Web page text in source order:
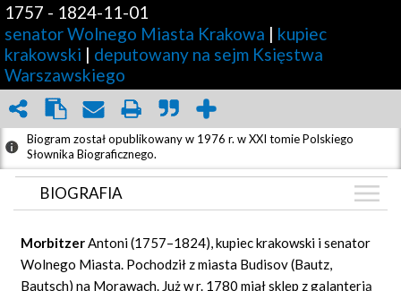
1757 - 1824-11-01
senator Wolnego Miasta Krakowa | kupiec
krakowski | deputowany na sejm Księstwa
Warszawskiego
Biogram został opublikowany w 1976 r. w XXI tomie Polskiego
Słownika Biograficznego.
BIOGRAFIA
GRAF POWIĄZAŃ
MorbitzerAntoni (1757–1824), kupiec krakowski i senator
Wolnego Miasta. Pochodził z miasta Budisov (Bautz,
Bautsch) na Morawach. Już w r. 1780 miał sklep z galanterią